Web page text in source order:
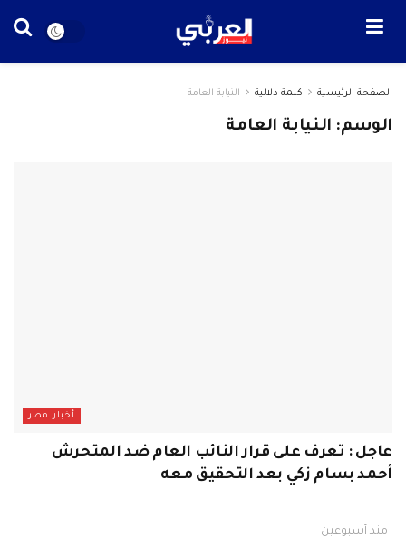
الصفحة الرئيسية كلمة دلالية النيابة العامة
الوسم: النيابة العامة
أخبار مصر
عاجل : تعرف على قرار النائب العام ضد المتحرش
أحمد بسام زكي بعد التحقيق معه
منذ أسبوعين